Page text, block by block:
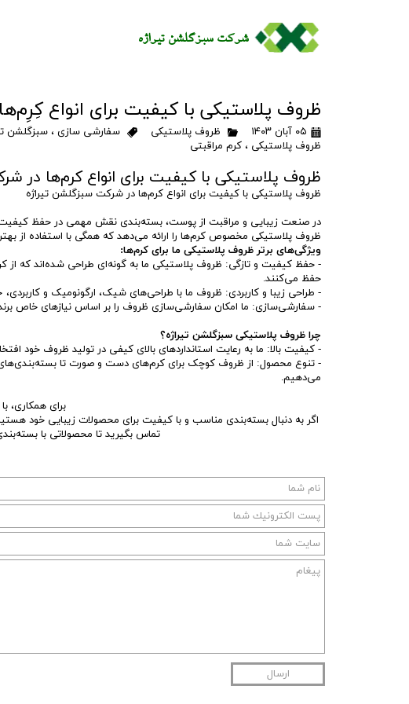
شرکت سبزگلشن تيراژه​​​​​​​​​​​​​​​​​​​​​
ظروف پلاستیکی با کیفیت برای انواع
۰۵ آبان ۱۴۰۳ ظروف پلاستیکی سفارشی سازی ، سبزگلشن
ظروف پلاستیکی ، کرم مراقبتی
ظروف پلاستیکی با کیفیت برای انواع کرم‌ها در
ظروف پلاستیکی با کیفیت برای انواع کرم‌ها در شرکت سبزگلشن تیراژه
در صنعت زیبایی و مراقبت از پوست، بسته‌بندی نقش مهمی در حفظ کیفیت
ظروف پلاستیکی مخصوص کرم‌ها را ارائه می‌دهد که همگی با استفاده از
ویژگی‌های برتر ظروف پلاستیکی ما برای کرم‌ها:
- حفظ کیفیت و تازگی: ظروف پلاستیکی ما به گونه‌ای طراحی شده‌اند که از
حفظ می‌کنند.
- طراحی زیبا و کاربردی: ظروف ما با طراحی‌های شیک، ارگونومیک و
- سفارشی‌سازی: ما امکان سفارشی‌سازی ظروف را بر اساس نیازهای خاص
چرا ظروف پلاستیکی سبزگلشن تیراژه؟
- کیفیت بالا: ما به رعایت استانداردهای بالای کیفی در تولید ظروف خود
- تنوع محصول: از ظروف کوچک برای کرم‌های دست و صورت تا بسته‌بندی‌های
می‌دهیم.
برای همکاری،
اگر به دنبال بسته‌بندی مناسب و با کیفیت برای محصولات زیبایی خود
تماس بگیرید تا محصولاتی با
ارسال